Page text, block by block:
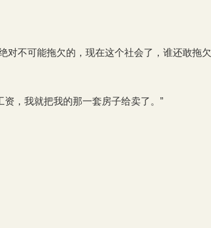
对不可能拖欠的，现在这个社会了，谁还敢拖欠
，我就把我的那一套房子给卖了。”